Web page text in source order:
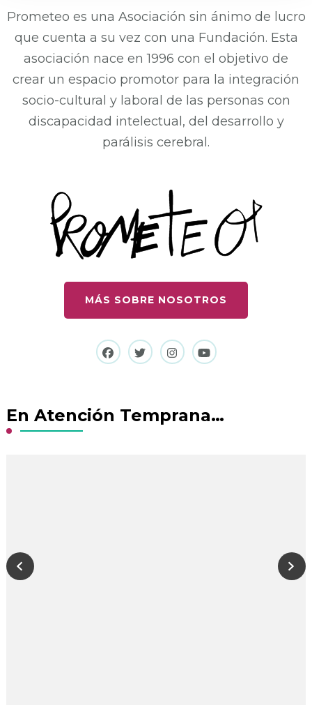
Prometeo es una Asociación sin ánimo de lucro
que cuenta a su vez con una Fundación. Esta
asociación nace en 1996 con el objetivo de
crear un espacio promotor para la integración
socio-cultural y laboral de las personas con
discapacidad intelectual, del desarrollo y
parálisis cerebral.
MÁS SOBRE NOSOTROS
En Atención Temprana…